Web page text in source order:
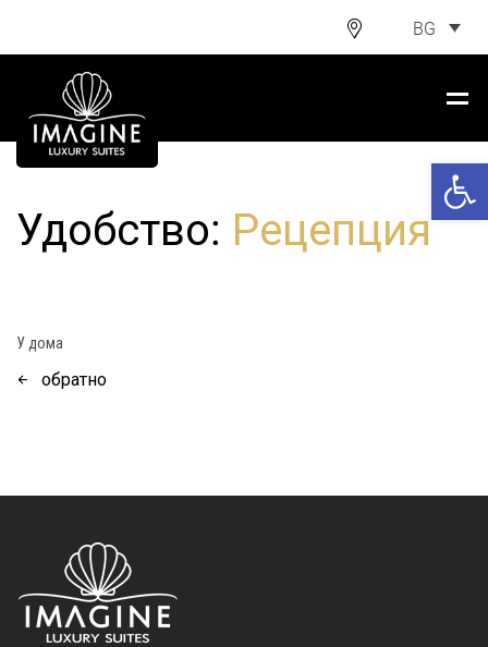
BG
Удобство: Рецепция
У дома
обратно